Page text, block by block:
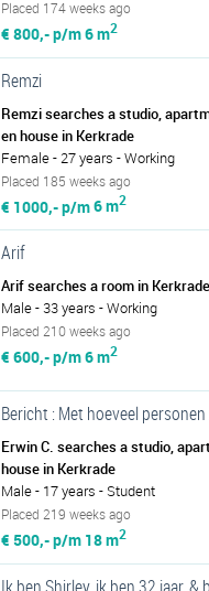
Placed 174 weeks ago
€ 800,- p/m6 m2
Remzi
Remzi searches a studio,
en house in Kerkrade
Female - 27 years - Working
Placed 185 weeks ago
€ 1000,- p/m6 m2
Arif
Arif searches a room in Kerkrade
Male - 33 years - Working
Placed 210 weeks ago
€ 600,- p/m6 m2
Bericht : Met hoeveel
Erwin C. searches a studio,
house in Kerkrade
Male - 17 years - Student
Placed 219 weeks ago
€ 500,- p/m 18 m2